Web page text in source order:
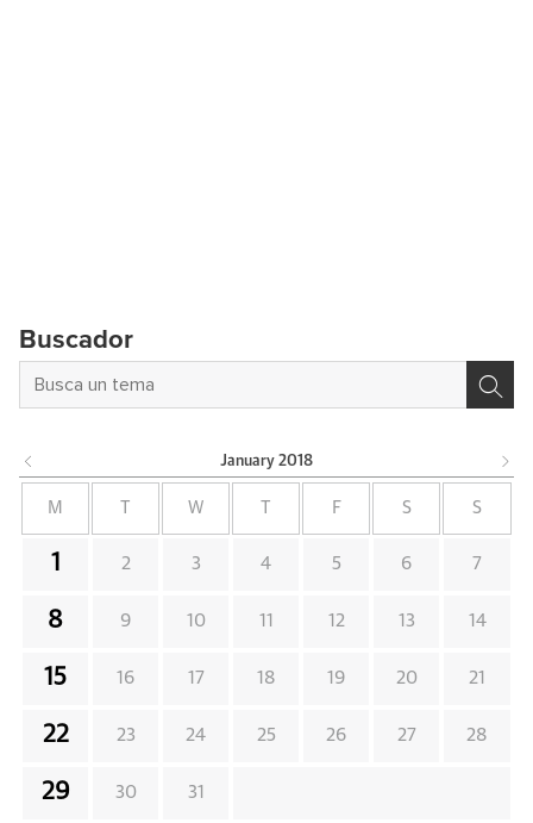
Buscador
January 2018
M W F S S
1 2 3 4 5 6 7
8 9 10 11 12 13 14
15 16 17 18 19 20 21
22 23 24 25 26 27 28
29 30 31